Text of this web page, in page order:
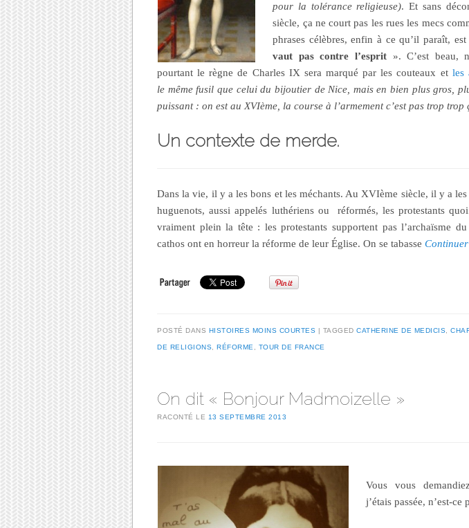
pour la tolérance religieuse). Et sans
siècle, ça ne court pas les rues les mecs
phrases célèbres, enfin à ce qu’il paraît, est
vaut pas contre l’esprit». C’est beau,
pourtant le règne de Charles IX sera marqué par les couteaux et les
le même fusil que celui du bijoutier de Nice, mais en bien plus gros,
puissant : on est au XVIème, la course à l’armement c’est pas trop trop
Un contexte de merde.
Dans la vie, il y a les bons et les méchants. Au XVIème siècle, il y a
huguenots, aussi appelés luthériens ou réformés, les protestants
vraiment plein la tête : les protestants supportent pas l’archaïsme
cathos ont en horreur la réforme de leur Église. On se tabasse
POSTÉ DANS HISTOIRES MOINS COURTES TAGGED CATHERINE DE MEDICIS
DE RELIGIONS RÉFORME TOUR DE FRANCE
On dit « Bonjour Madmoizelle »
RACONTÉ LE 13 SEPTEMBRE 2013
Vous vous
j’étais passée, n’est-ce